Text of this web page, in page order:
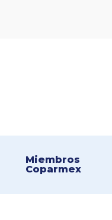
Miembros
Coparmex